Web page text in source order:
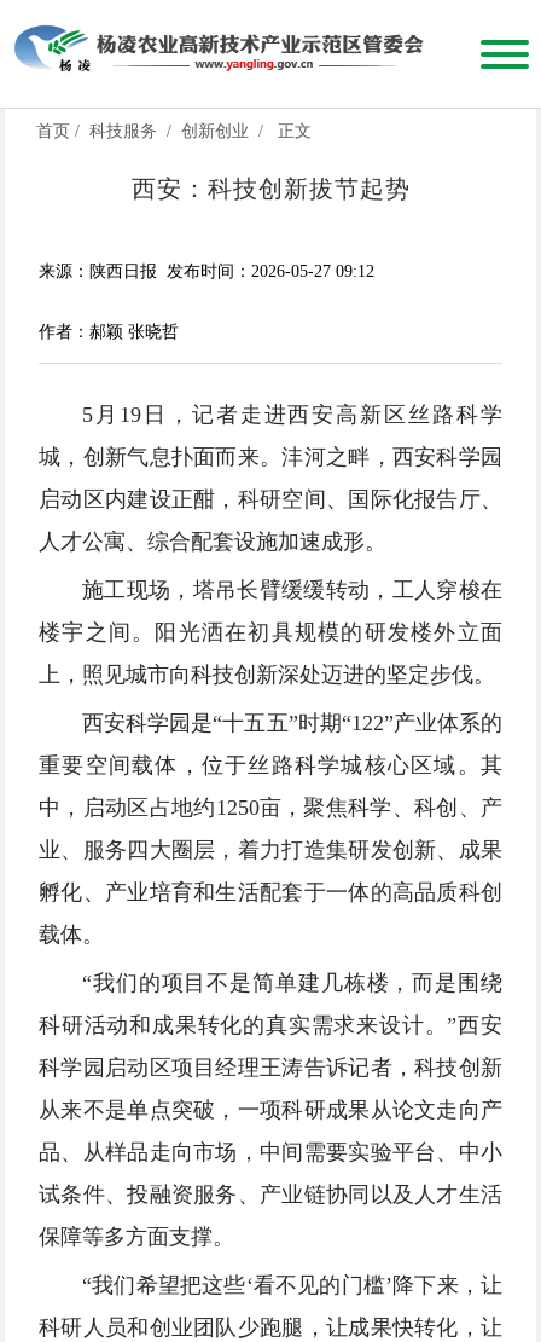
首页 / 科技服务 / 创新创业 / 正文
西安：科技创新拔节起势
来源：陕西日报 发布时间：2026-05-27 09:12
作者：郝颖 张晓哲
5月19日，记者走进西安高新区丝路科学
城，创新气息扑面而来。沣河之畔，西安科学园
启动区内建设正酣，科研空间、国际化报告厅、
人才公寓、综合配套设施加速成形。
施工现场，塔吊长臂缓缓转动，工人穿梭在
楼宇之间。阳光洒在初具规模的研发楼外立面
上，照见城市向科技创新深处迈进的坚定步伐。
西安科学园是“十五五”时期“122”产业体系的
重要空间载体，位于丝路科学城核心区域。其
中，启动区占地约1250亩，聚焦科学、科创、产
业、服务四大圈层，着力打造集研发创新、成果
孵化、产业培育和生活配套于一体的高品质科创
载体。
“我们的项目不是简单建几栋楼，而是围绕
科研活动和成果转化的真实需求来设计。”西安
科学园启动区项目经理王涛告诉记者，科技创新
从来不是单点突破，一项科研成果从论文走向产
品、从样品走向市场，中间需要实验平台、中小
试条件、投融资服务、产业链协同以及人才生活
保障等多方面支撑。
“我们希望把这些‘看不见的门槛’降下来，让
科研人员和创业团队少跑腿，让成果快转化，让